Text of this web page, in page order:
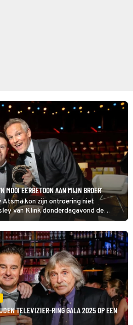
MOOI EERBETOON AAN MIJN BROER'
kon zijn ontroering niet
van Klink donderdagavond de
nam. De prijswinnende rol van
Barry diep: volgens hem is het
overleden broer Rimmert.
TELEVIZIER-RING GALA 2025 OP EEN